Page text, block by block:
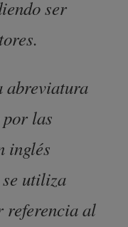
ser
abreviatura
las
inglés
utiliza
referencia al